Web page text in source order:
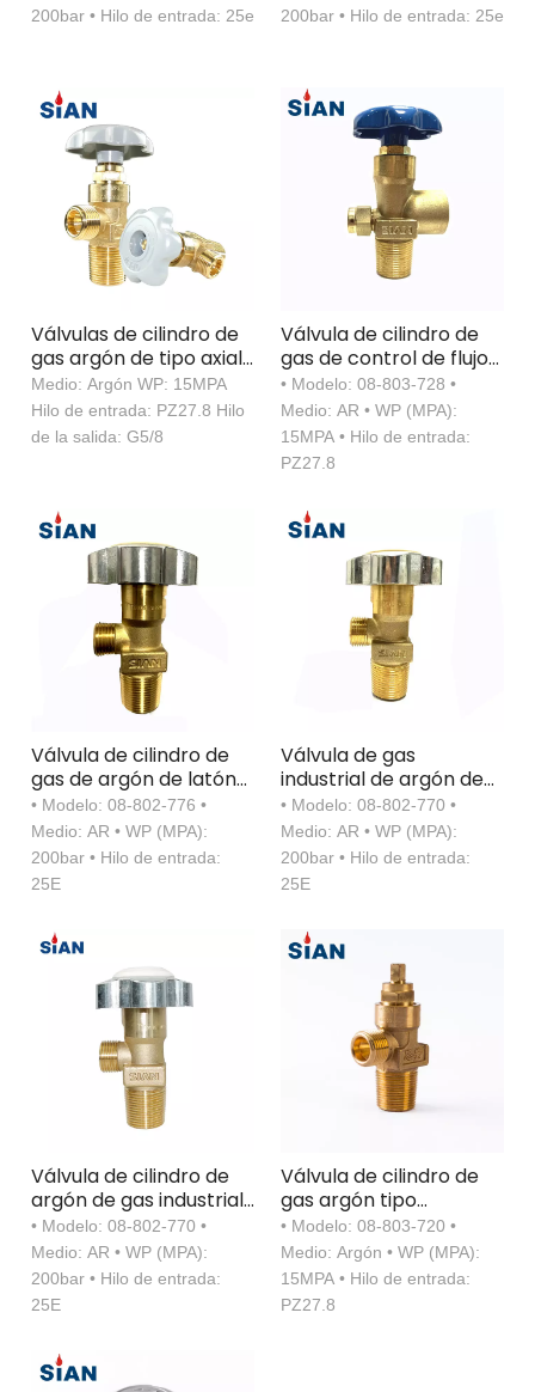
200bar • Hilo de entrada: 25e
200bar • Hilo de entrada: 25e
Válvulas de cilindro de
gas argón de tipo axial
industrial PX-32A
Medio: Argón WP: 15MPA
Hilo de entrada: PZ27.8 Hilo
de la salida: G5/8
Válvula de cilindro de
gas de control de flujo
de aire de argón
• Modelo: 08-803-728 •
Medio: AR • WP (MPA):
15MPA • Hilo de entrada:
PZ27.8
Válvula de cilindro de
gas de argón de latón
con volante
• Modelo: 08-802-776 •
Medio: AR • WP (MPA):
200bar • Hilo de entrada:
25E
Válvula de gas
industrial de argón de
aleación de cobre
• Modelo: 08-802-770 •
Medio: AR • WP (MPA):
200bar • Hilo de entrada:
25E
Válvula de cilindro de
argón de gas industrial
con certificación TPED
Fábrica de válvulas
China Ningbo Fuhua
Marca SiAN
• Modelo: 08-802-770 •
Medio: AR • WP (MPA):
200bar • Hilo de entrada:
25E
Válvula de cilindro de
gas argón tipo
acoplamiento de
aleación de cobre
• Modelo: 08-803-720 •
Medio: Argón • WP (MPA):
15MPA • Hilo de entrada:
PZ27.8